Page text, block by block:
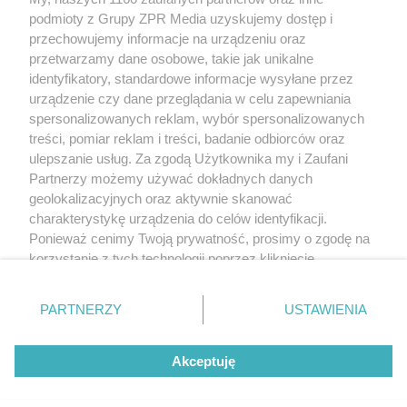
rozpowszechniany lub dalej rozpowszechniany w jakikolwiek sposób (w
tym także elektroniczny lub mechaniczny) na jakimkolwiek polu
eksploatacji w jakiejkolwiek formie, włącznie z umieszczaniem w
Internecie bez pisemnej zgody właściciela praw. Jakiekolwiek użycie lub
wykorzystanie utworów w całości lub w części z naruszeniem prawa, tzn.
bez właściwej zgody, jest zabronione pod groźbą kary i może być ścigane
prawnie.
O nas
Informacje prawne
Nasze serwisy
podmioty z Grupy ZPR Media uzyskujemy dostęp i
przechowujemy informacje na urządzeniu oraz
przetwarzamy dane osobowe, takie jak unikalne
identyfikatory, standardowe informacje wysyłane przez
urządzenie czy dane przeglądania w celu zapewniania
spersonalizowanych reklam, wybór spersonalizowanych
treści, pomiar reklam i treści, badanie odbiorców oraz
ulepszanie usług. Za zgodą Użytkownika my i Zaufani
Partnerzy możemy używać dokładnych danych
geolokalizacyjnych oraz aktywnie skanować
charakterystykę urządzenia do celów identyfikacji.
Ponieważ cenimy Twoją prywatność, prosimy o zgodę na
korzystanie z tych technologii poprzez kliknięcie
zmienić/wycofać klikając przycisk ustawień prywatności
znajdujący się w lewym dolnym rogu strony
rodzaje przetwarzania danych nie wymagają zgody
użytkownika, ale masz prawo sprzeciwić się takiemu
przetwarzaniu. Preferencje będą miały zastosowanie tylko
PARTNERZY USTAWIENIA
Akceptuję